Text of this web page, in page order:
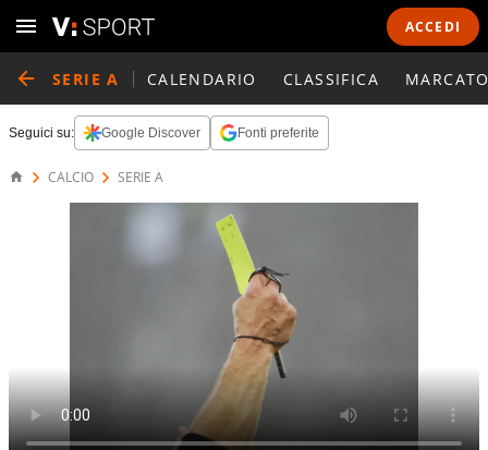
ACCEDI
SERIE A CALENDARIO CLASSIFICA
Seguici su: Google Discover Fonti preferite
CALCIO SERIE A